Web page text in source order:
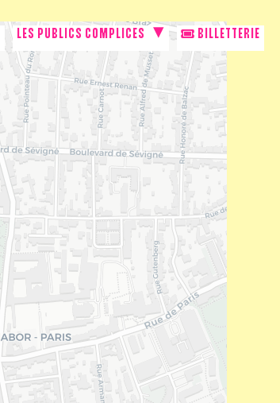
LES PUBLICS COMPLICES
BILLETTERIE